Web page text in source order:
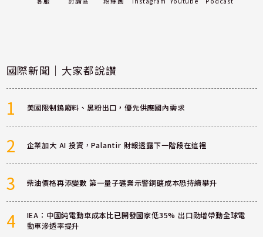
國際新聞｜大家都說讚
1 美國限制鎢廢料、黑粉出口，優先供應國內需求
2 企業加大 AI 投資，Palantir 財報透露下一階段在這裡
3 柴油價格再添變數 第一量子礦業示警銅礦成本恐持續攀升
4
IEA：中國純電動車成本比已開發國家低35% 出口勁增帶動全球電
動車滲透率提升